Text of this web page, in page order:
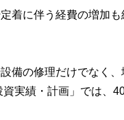
着に伴う経費の増加
備の修理だけでなく
実績・計画」では、